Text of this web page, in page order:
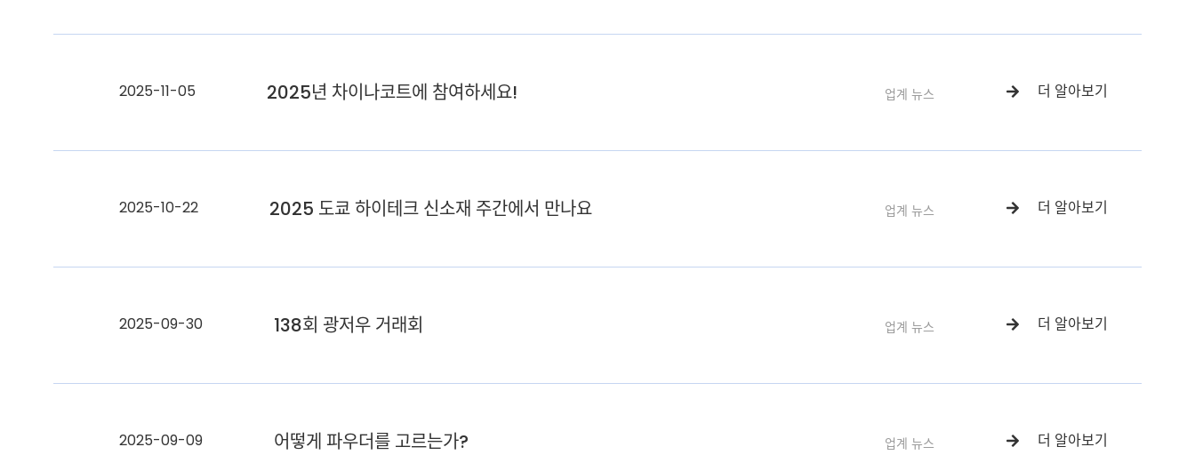
2025-11-05 2025년 차이나코트에 참여하세요! 업계 뉴스 더 알아보기
2025-10-22 2025 도쿄 하이테크 신소재 주간에서 만나요 업계 뉴스 더 알아보기
2025-09-30 138회 광저우 거래회 업계 뉴스 더 알아보기
2025-09-09 어떻게 파우더를 고르는가? 업계 뉴스 더 알아보기